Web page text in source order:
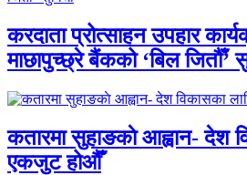
करदाता प्रोत्साहन उपहार
माछापुच्छ्रे बैंकको ‘बिल जितौँ’
कतारमा सुहाङकाे आह्वान- देश
एकजुट होऔँ